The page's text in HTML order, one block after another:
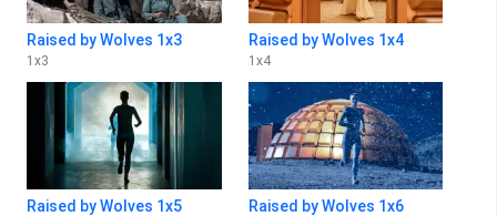
Raised by Wolves 1x3
1 x3
Raised by Wolves 1x4
1 x4
Raised by Wolves 1x5 Raised by Wolves 1x6